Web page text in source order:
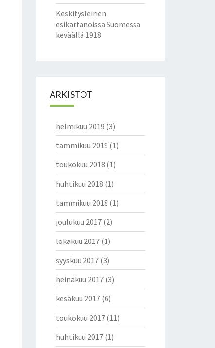
Keskitysleirien
esikartanoissa Suomessa
keväällä 1918
ARKISTOT
helmikuu 2019 (3)
tammikuu 2019 (1)
toukokuu 2018 (1)
huhtikuu 2018 (1)
tammikuu 2018 (1)
joulukuu 2017(2)
lokakuu 2017(1)
syyskuu 2017(3)
heinäkuu 2017(3)
kesäkuu 2017(6)
toukokuu 2017(11)
huhtikuu 2017(1)